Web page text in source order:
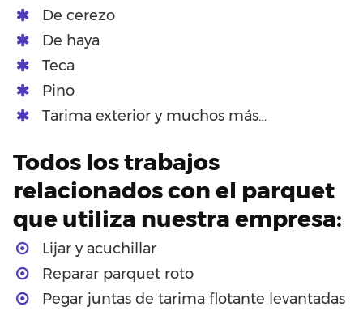
De cerezo
De haya
Teca
Pino
Tarima exterior y muchos más…
Todos los trabajos
relacionados con el parquet
que utiliza nuestra empresa:
Lijar y acuchillar
Reparar parquet roto
Pegar juntas de tarima flotante levantadas